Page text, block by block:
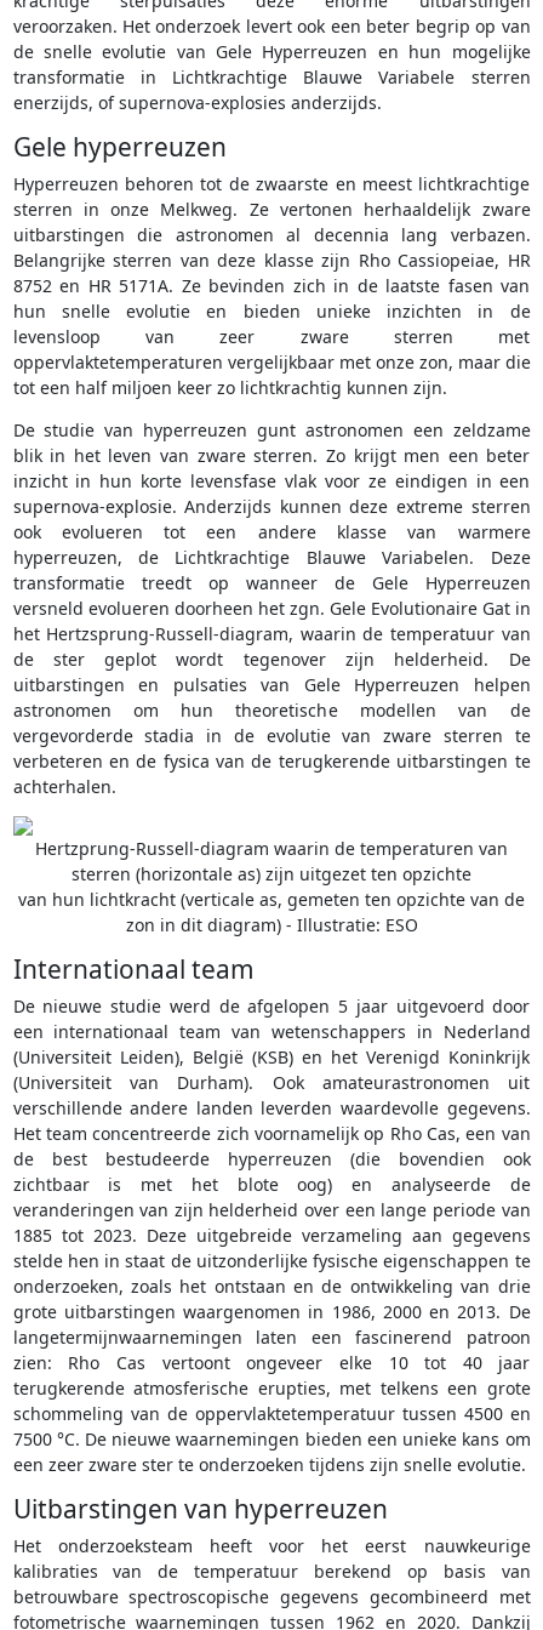
veroorzaken. Het onderzoek levert ook een beter begrip op van
de snelle evolutie van Gele Hyperreuzen en hun mogelijke
transformatie in Lichtkrachtige Blauwe Variabele sterren
enerzijds, of supernova-explosies anderzijds.
Gele hyperreuzen
Hyperreuzen behoren tot de zwaarste en meest lichtkrachtige
sterren in onze Melkweg. Ze vertonen herhaaldelijk zware
uitbarstingen die astronomen al decennia lang verbazen.
Belangrijke sterren van deze klasse zijn Rho Cassiopeiae, HR
8752 en HR 5171A. Ze bevinden zich in de laatste fasen van
hun snelle evolutie en bieden unieke inzichten in de
levensloop van zeer zware sterren met
oppervlaktetemperaturen vergelijkbaar met onze zon, maar die
tot een half miljoen keer zo lichtkrachtig kunnen zijn.
De studie van hyperreuzen gunt astronomen een zeldzame
blik in het leven van zware sterren. Zo krijgt men een beter
inzicht in hun korte levensfase vlak voor ze eindigen in een
supernova-explosie. Anderzijds kunnen deze extreme sterren
ook evolueren tot een andere klasse van warmere
hyperreuzen, de Lichtkrachtige Blauwe Variabelen. Deze
transformatie treedt op wanneer de Gele Hyperreuzen
versneld evolueren doorheen het zgn. Gele Evolutionaire Gat in
het Hertzsprung-Russell-diagram, waarin de temperatuur van
de ster geplot wordt tegenover zijn helderheid. De
uitbarstingen en pulsaties van Gele Hyperreuzen helpen
astronomen om hun theoretische modellen van de
vergevorderde stadia in de evolutie van zware sterren te
verbeteren en de fysica van de terugkerende uitbarstingen te
achterhalen.
Hertzprung-Russell-diagram waarin de temperaturen van
sterren (horizontale as) zijn uitgezet ten opzichte
van hun lichtkracht (verticale as, gemeten ten opzichte van de
zon in dit diagram) - Illustratie: ESO
Internationaal team
De nieuwe studie werd de afgelopen 5 jaar uitgevoerd door
een internationaal team van wetenschappers in Nederland
(Universiteit Leiden), België (KSB) en het Verenigd Koninkrijk
(Universiteit van Durham). Ook amateurastronomen uit
verschillende andere landen leverden waardevolle gegevens.
Het team concentreerde zich voornamelijk op Rho Cas, een van
de best bestudeerde hyperreuzen (die bovendien ook
zichtbaar is met het blote oog) en analyseerde de
veranderingen van zijn helderheid over een lange periode van
1885 tot 2023. Deze uitgebreide verzameling aan gegevens
stelde hen in staat de uitzonderlijke fysische eigenschappen te
onderzoeken, zoals het ontstaan en de ontwikkeling van drie
grote uitbarstingen waargenomen in 1986, 2000 en 2013. De
langetermijnwaarnemingen laten een fascinerend patroon
zien: Rho Cas vertoont ongeveer elke 10 tot 40 jaar
terugkerende atmosferische erupties, met telkens een grote
schommeling van de oppervlaktetemperatuur tussen 4500 en
7500 °C. De nieuwe waarnemingen bieden een unieke kans om
een zeer zware ster te onderzoeken tijdens zijn snelle evolutie.
Uitbarstingen van hyperreuzen
Het onderzoeksteam heeft voor het eerst nauwkeurige
kalibraties van de temperatuur berekend op basis van
betrouwbare spectroscopische gegevens gecombineerd met
fotometrische waarnemingen tussen 1962 en 2020. Dankzij